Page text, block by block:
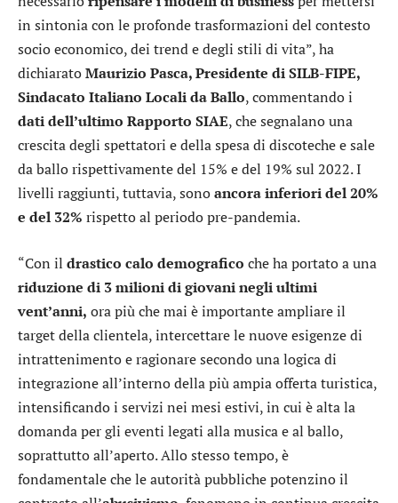
in sintonia con le profonde trasformazioni del contesto
socio economico, dei trend e degli stili di vita”, ha
dichiaratoMaurizio Pasca, Presidente di SILB-FIPE,
Sindacato Italiano Locali da Ballo, commentando i
dati dell’ultimo Rapporto SIAE, che segnalano una
crescita degli spettatori e della spesa di discoteche e sale
da ballo rispettivamente del 15% e del 19% sul 2022. I
livelli raggiunti, tuttavia, sonoancora inferiori del 20%
e del 32% rispetto al periodo pre-pandemia.
“Con il drastico calo demografico che ha portato a una
riduzione di 3 milioni di giovani negli ultimi
vent’anni, ora più che mai è importante ampliare il
target della clientela, intercettare le nuove esigenze di
intrattenimento e ragionare secondo una logica di
integrazione all’interno della più ampia offerta turistica,
intensificando i servizi nei mesi estivi, in cui è alta la
domanda per gli eventi legati alla musica e al ballo,
soprattutto all’aperto. Allo stesso tempo, è
fondamentale che le autorità pubbliche potenzino il